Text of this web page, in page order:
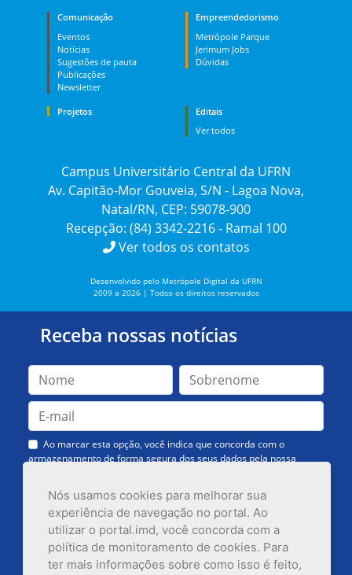
Nós usamos cookies para melhorar sua
experiência de navegação no portal. Ao
utilizar o portal.imd, você concorda com a
política de monitoramento de cookies. Para
ter mais informações sobre como isso é feito,
Comunicação
Eventos
Notícias
Sugestões de pauta
Publicações
Newsletter
Empreendedorismo
Metrópole Parque
Jerimum Jobs
Dúvidas
Projetos
Editais
Ver todos
Campus Universitário Central da UFRN
Av. Capitão-Mor Gouveia, S/N - Lagoa Nova,
Natal/RN, CEP: 59078-900
Recepção: (84) 3342-2216 - Ramal 100
Ver todos os contatos
Desenvolvido pelo Metrópole Digital da UFRN
2009 a 2026 | Todos os direitos reservados
Receba nossas notícias
Ao marcar esta opção, você indica que concorda com o
armazenamento de forma segura dos seus dados pela nossa